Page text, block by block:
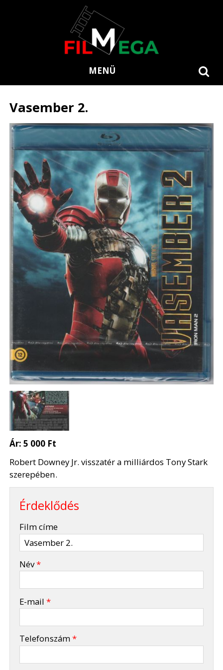
MENÜ
Vasember 2.
Ár:5 000 Ft
Robert Downey Jr. visszatér a milliárdos Tony Stark
szerepében.
Érdeklődés
Film címe
Név*
E-mail*
Telefonszám*